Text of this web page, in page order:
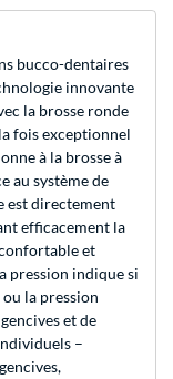
bucco-dentaires
innovante
la brosse ronde
fois exceptionnel
à la brosse à
au système de
est directement
efficacement la
et
pression indique si
la pression
et de
–